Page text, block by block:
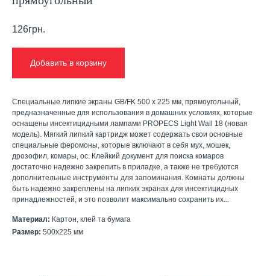
126грн.
Добавить в корзину
Специальные липкие экраны GB/FK 500 х 225 мм, прямоугольный,
предназначенные для использования в домашних условиях, которые
оснащены инсектицидными лампами PROPECS Light Wall 18 (новая
модель). Мягкий липкий картридж может содержать свои основные
специальные феромоны, которые включают в себя мух, мошек,
дрозофил, комары, ос. Клейкий документ для поиска комаров
достаточно надежно закрепить в приладке, а также не требуются
дополнительные инструменты для запоминания. Комнаты должны
быть надежно закреплены на липких экранах для инсектицидных
принадлежностей, и это позволит максимально сохранить их...
Материал: Картон, клей та бумага
Размер: 500х225 мм